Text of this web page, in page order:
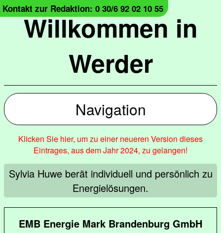
Willkommen in
Werder
Kontakt zur Redaktion: 0 30/6 92 02 10 55
Navigation
Klicken Sie hier, um zu einer neueren Version dieses
Eintrages, aus dem Jahr 2024, zu gelangen!
Sylvia Huwe berät individuell und persönlich zu
Energielösungen.
EMB Energie Mark Brandenburg GmbH